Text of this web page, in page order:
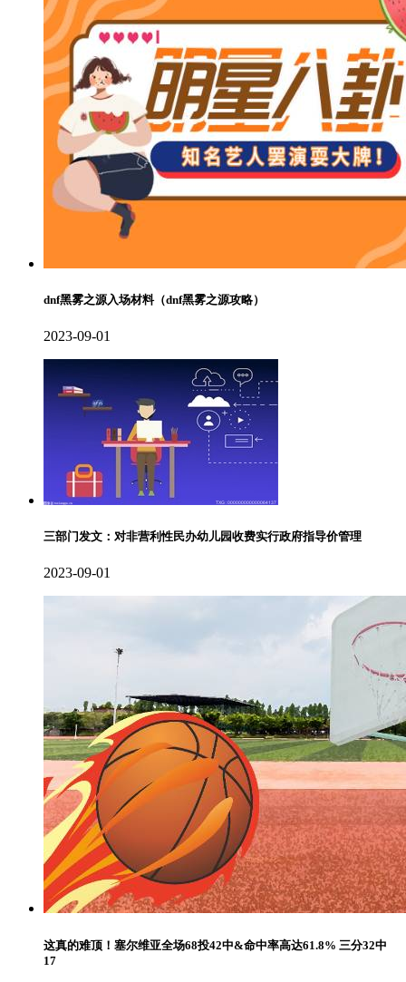
dnf黑雾之源入场材料（dnf黑雾之源攻略）
2023-09-01
三部门发文：对非营利性民办幼儿园收费实行政府指导价管理
2023-09-01
这真的难顶！塞尔维亚全场68投42中&命中率高达61.8% 三分32中
17